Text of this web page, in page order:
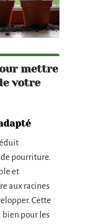
mettre
votre
pourriture.
et
aux racines
Cette
pour les